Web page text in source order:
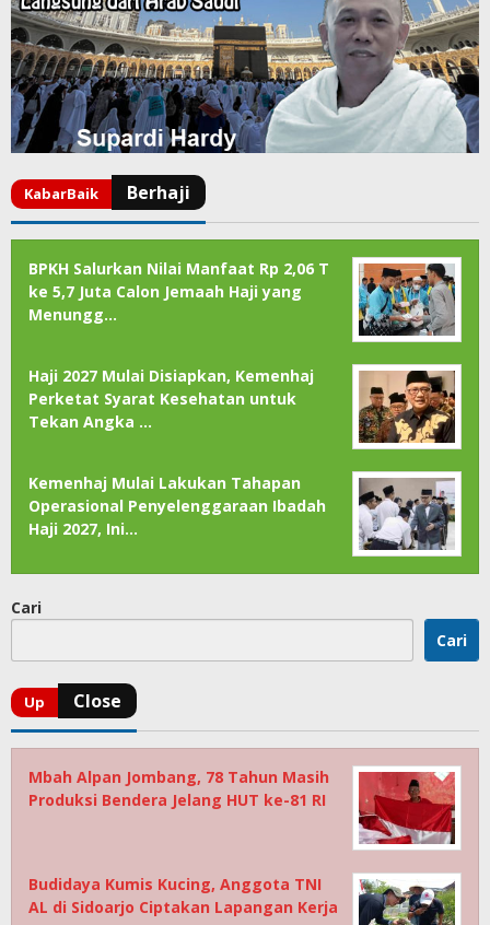
BPKH Salurkan Nilai Manfaat Rp 2,06 T
ke 5,7 Juta Calon Jemaah Haji yang
Menungg…
Haji 2027 Mulai Disiapkan, Kemenhaj
Perketat Syarat Kesehatan untuk
Tekan Angka …
Kemenhaj Mulai Lakukan Tahapan
Operasional Penyelenggaraan Ibadah
Haji 2027, Ini…
Cari
Cari
Mbah Alpan Jombang, 78 Tahun Masih
Produksi Bendera Jelang HUT ke-81 RI
Budidaya Kumis Kucing, Anggota TNI
AL di Sidoarjo Ciptakan Lapangan Kerja